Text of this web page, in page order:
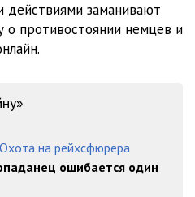
13:04
10:32
действиями заманивают
о противостоянии немцев и
на рейхсфюрера
ошибается один